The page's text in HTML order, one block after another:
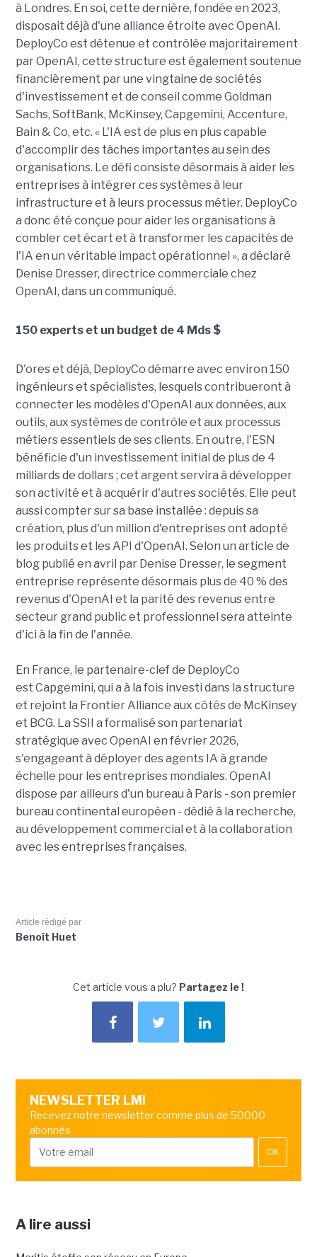
à Londres. En soi, cette dernière, fondée en 2023,
disposait déjà d'une alliance étroite avec OpenAI.
DeployCo est détenue et contrôlée majoritairement
par OpenAI, cette structure est également soutenue
financièrement par une vingtaine de sociétés
d'investissement et de conseil comme Goldman
Sachs, SoftBank, McKinsey, Capgemini, Accenture,
Bain & Co, etc. « L'IA est de plus en plus capable
d'accomplir des tâches importantes au sein des
organisations. Le défi consiste désormais à aider les
entreprises à intégrer ces systèmes à leur
infrastructure et à leurs processus métier. DeployCo
a donc été conçue pour aider les organisations à
combler cet écart et à transformer les capacités de
l'IA en un véritable impact opérationnel », a déclaré
Denise Dresser, directrice commerciale chez
OpenAI, dans un communiqué.
150 experts et un budget de 4 Mds $
D'ores et déjà, DeployCo démarre avec environ 150
ingénieurs et spécialistes, lesquels contribueront à
connecter les modèles d'OpenAI aux données, aux
outils, aux systèmes de contrôle et aux processus
métiers essentiels de ses clients. En outre, l'ESN
bénéficie d'un investissement initial de plus de 4
milliards de dollars ; cet argent servira à développer
son activité et à acquérir d'autres sociétés. Elle peut
aussi compter sur sa base installée : depuis sa
création, plus d'un million d'entreprises ont adopté
les produits et les API d'OpenAI. Selon un article de
blog publié en avril par Denise Dresser, le segment
entreprise représente désormais plus de 40 % des
revenus d'OpenAI et la parité des revenus entre
secteur grand public et professionnel sera atteinte
d'ici à la fin de l'année.
En France, le partenaire-clef de DeployCo
est Capgemini, qui a à la fois investi dans la structure
et rejoint la Frontier Alliance aux côtés de McKinsey
et BCG. La SSII a formalisé son partenariat
stratégique avec OpenAI en février 2026,
s'engageant à déployer des agents IA à grande
échelle pour les entreprises mondiales. OpenAI
dispose par ailleurs d'un bureau à Paris - son premier
bureau continental européen - dédié à la recherche,
au développement commercial et à la collaboration
avec les entreprises françaises.
Article rédigé par
Benoît Huet
Cet article vous a plu? Partagez le !
NEWSLETTER LMI
Recevez notre newsletter comme plus de 50000
abonnés
OK
A lire aussi